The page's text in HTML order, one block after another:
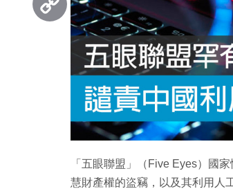
「五眼聯盟」（Five Eyes）國
慧財產權的盜竊，以及其利用人
Copy